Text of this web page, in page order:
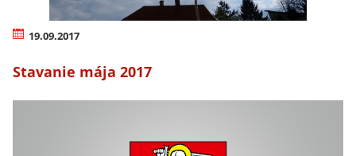
19.09.2017
Stavanie mája 2017